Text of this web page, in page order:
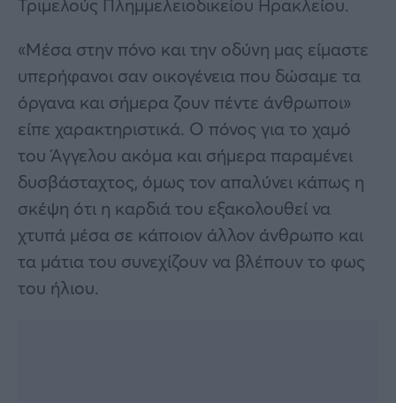
«Μέσα στην πόνο και την οδύνη μας είμαστε
υπερήφανοι σαν οικογένεια που δώσαμε τα
όργανα και σήμερα ζουν πέντε άνθρωποι»
είπε χαρακτηριστικά. Ο πόνος για το χαμό
του Άγγελου ακόμα και σήμερα παραμένει
δυσβάσταχτος, όμως τον απαλύνει κάπως η
σκέψη ότι η καρδιά του εξακολουθεί να
χτυπά μέσα σε κάποιον άλλον άνθρωπο και
τα μάτια του συνεχίζουν να βλέπουν το φως
του ήλιου.